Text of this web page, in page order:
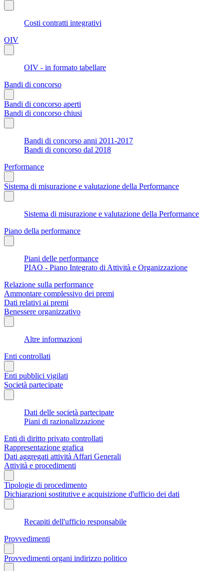
Costi contratti integrativi
OIV
OIV - in formato tabellare
Bandi di concorso
Bandi di concorso aperti
Bandi di concorso chiusi
Bandi di concorso anni 2011-2017
Bandi di concorso dal 2018
Performance
Sistema di misurazione e valutazione della Performance
Sistema di misurazione e valutazione della Performance
Piano della performance
Piani delle performance
PIAO - Piano Integrato di Attività e Organizzazione
Relazione sulla performance
Ammontare complessivo dei premi
Dati relativi ai premi
Benessere organizzativo
Altre informazioni
Enti controllati
Enti pubblici vigilati
Società partecipate
Dati delle società partecipate
Piani di razionalizzazione
Enti di diritto privato controllati
Rappresentazione grafica
Dati aggregati attività Affari Generali
Attività e procedimenti
Tipologie di procedimento
Dichiarazioni sostitutive e acquisizione d'ufficio dei dati
Recapiti dell'ufficio responsabile
Provvedimenti
Provvedimenti organi indirizzo politico